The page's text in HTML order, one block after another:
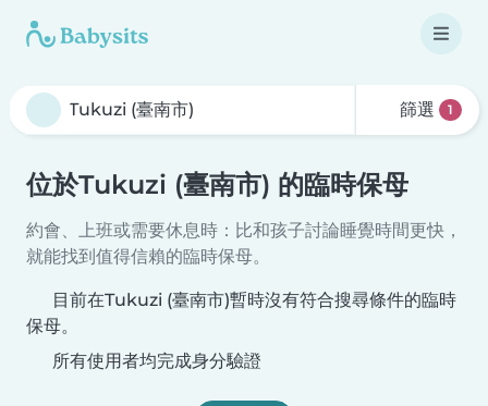
篩選 1
位於Tukuzi (臺南市) 的臨時保母
約會、上班或需要休息時：比和孩子討論睡覺時間更快，
就能找到值得信賴的臨時保母。
目前在Tukuzi (臺南市)暫時沒有符合搜尋條件的臨時
保母。
所有使用者均完成身分驗證